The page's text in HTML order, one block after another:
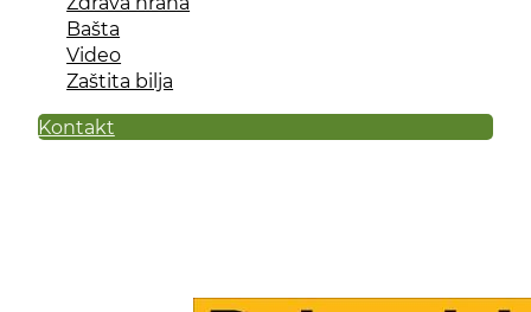
Bašta
Video
Zaštita bilja
Kontakt